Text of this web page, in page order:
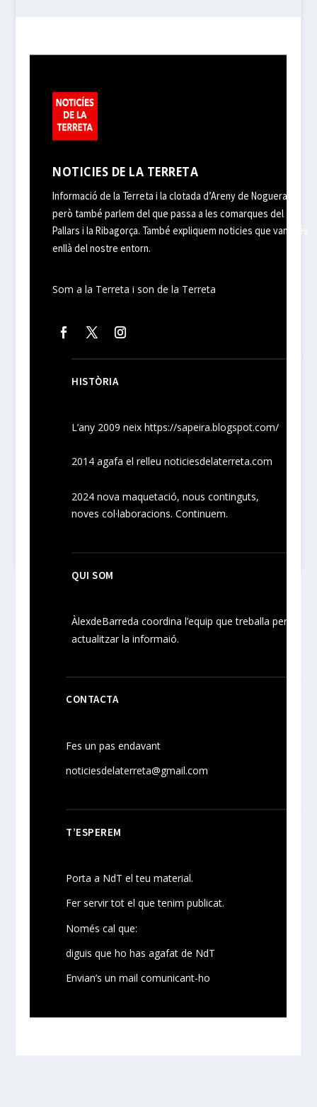
NOTICIES DE LA TERRETA
Informació de la Terreta i la clotada d’Areny de Noguera,
però també parlem del que passa a les comarques del
Pallars i la Ribagorça. També expliquem noticies que van més
enllà del nostre entorn.
Som a la Terreta i son de la Terreta
HISTÒRIA
L’any 2009 neixhttps://sapeira.blogspot.com/
2014 agafa el relleu noticiesdelaterreta.com
2024nova maquetació, nouscontinguts,
novescol·laboracions. Continuem.
QUI SOM
ÀlexdeBarreda coordina l’equip que treballa per
actualitzar la informaió.
CONTACTA
Fes un pas endavant
noticiesdelaterreta@gmail.com
T’ESPEREM
Porta a NdT el teu material.
Fer servir tot el que tenim publicat.
Només cal que:
diguis que ho has agafat de NdT
Envian’s un mail comunicant-ho